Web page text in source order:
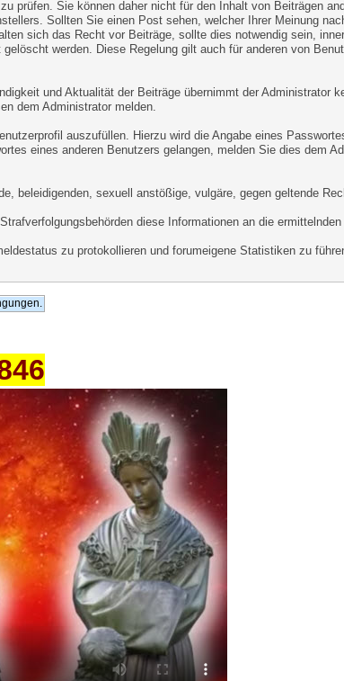
prüfen. Sie können daher nicht für den Inhalt von Beiträgen
Sollten Sie einen Post sehen, welcher Ihrer Meinung
sich das Recht vor Beiträge, sollte dies notwendig sein,
werden. Diese Regelung gilt auch für anderen von
und Aktualität der Beiträge übernimmt der Administrator
dem Administrator melden.
auszufüllen. Hierzu wird die Angabe eines
eines anderen Benutzers gelangen, melden Sie dies dem
beleidigenden, sexuell anstößige, vulgäre, gegen geltende
diese Informationen an die ermittelnden
zu protokollieren und forumeigene Statistiken zu